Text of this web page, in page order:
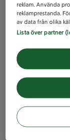
reklam. Använda
reklamprestanda.
av data från olika
Lista över partner